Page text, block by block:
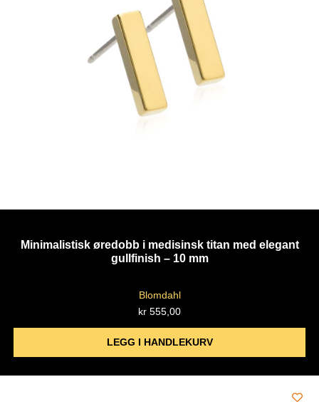
Minimalistisk øredobb i medisinsk titan med elegant
gullfinish – 10 mm
Blomdahl
kr 555,00
LEGG I HANDLEKURV